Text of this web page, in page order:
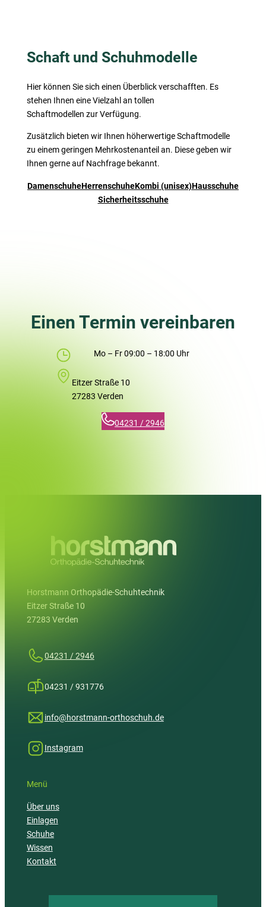
Schaft und Schuhmodelle
Hier können Sie sich einen Überblick verschafften. Es
stehen Ihnen eine Vielzahl an tollen
Schaftmodellen zur Verfügung.
Zusätzlich bieten wir Ihnen höherwertige Schaftmodelle
zu einem geringen Mehrkostenanteil an. Diese geben wir
Ihnen gerne auf Nachfrage bekannt.
DamenschuheHerrenschuheKombi (unisex)Hausschuhe
Sicherheitsschuhe
Einen Termin vereinbaren
Mo – Fr 09:00 – 18:00 Uhr
Eitzer Straße 10
27283 Verden
04231 / 2946
Horstmann Orthopädie-Schuhtechnik
Eitzer Straße 10
27283 Verden
04231 / 2946
04231 / 931776
info@horstmann-orthoschuh.de
Instagram
Menü
Über uns
Einlagen
Schuhe
Wissen
Kontakt